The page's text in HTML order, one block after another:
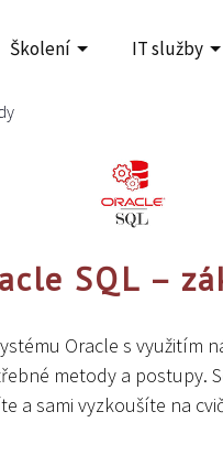
Školení IT služby
SQL –
Oracle s využitím
metody a postupy.
a sami vyzkoušíte na